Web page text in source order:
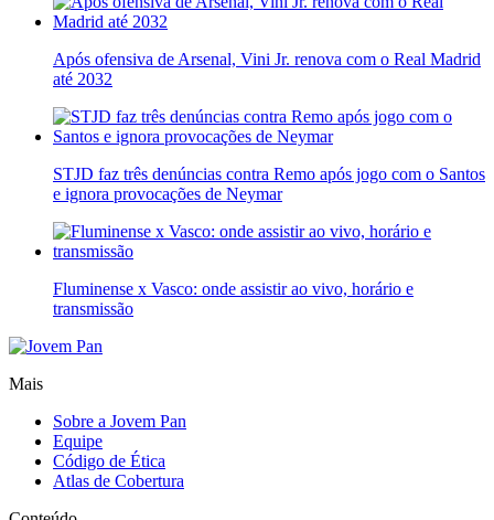
Após ofensiva de Arsenal, Vini Jr. renova com o Real Madrid
até 2032
STJD faz três denúncias contra Remo após jogo com o Santos
e ignora provocações de Neymar
Fluminense x Vasco: onde assistir ao vivo, horário e
transmissão
Mais
Sobre a Jovem Pan
Equipe
Código de Ética
Atlas de Cobertura